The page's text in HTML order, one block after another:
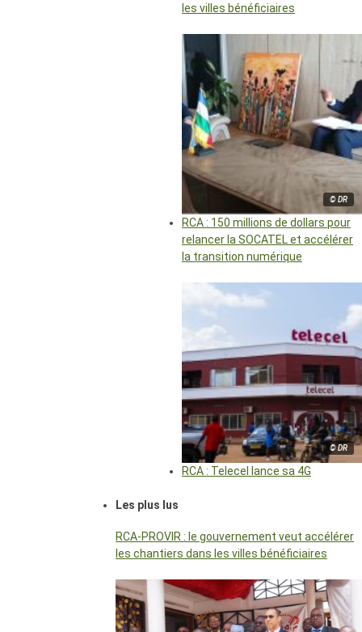
les villes bénéficiaires
© DR
RCA : 150 millions de dollars pour
relancer la SOCATEL et accélérer
la transition numérique
© DR
RCA : Telecel lance sa 4G
Les plus lus
RCA-PROVIR : le gouvernement veut accélérer
les chantiers dans les villes bénéficiaires